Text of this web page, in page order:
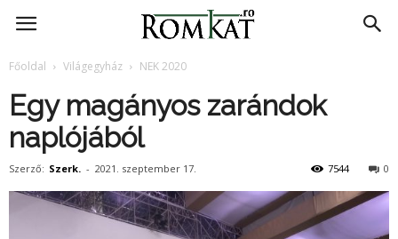
RomKat.ro
Főoldal Világegyház NEK 2020
Egy magányos zarándok
naplójából
Szerző: Szerk. - 2021. szeptember 17. 0
7544